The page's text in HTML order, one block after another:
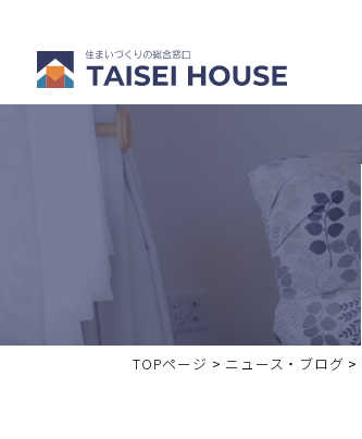
TOPページ > ニュース・ブログ >